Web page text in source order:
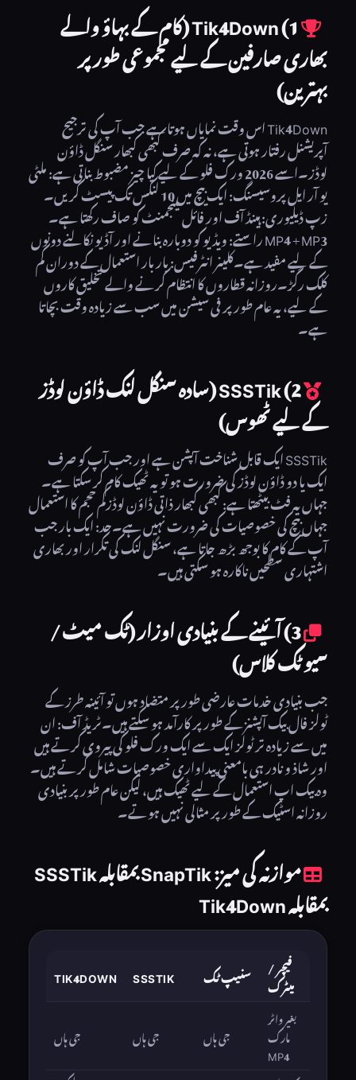
1) Tik4Down (کام کے بہاؤ والے
بھاری صارفین کے لیے مجموعی طور پر
بہترین)
Tik4Down اس وقت نمایاں ہوتا ہے جب آپ کی ترجیح
آپریشنل رفتار ہوتی ہے، نہ کہ صرف کبھی کبھار سنگل ڈاؤن
لوڈز۔اسے 2026 ورک فلو کے لیے کیا چیز مضبوط بناتی ہے: ملٹی
یو آر ایل پروسیسنگ: ایک بیچ میں 10 لنکس تک پیسٹ کریں۔
زپ ڈیلیوری: ہینڈ آف اور فائل مینجمنٹ کو صاف رکھتا ہے۔
MP4 + MP3 راستے: ویڈیو کو دوبارہ بنانے اور آڈیو نکالنے دونوں
کے لیے مفید ہے۔کلینر انٹرفیس: بار بار استعمال کے دوران کم
کلک رگڑ۔روزانہ قطاروں کا انتظام کرنے والے تخلیق کاروں
کے لیے، یہ عام طور پر فی سیشن میں سب سے زیادہ وقت بچاتا
ہے۔
2) SSSTik (سادہ سنگل لنک ڈاؤن لوڈز
کے لیے ٹھوس)
SSSTik ایک قابل شناخت آپشن ہے اور جب آپ کو صرف
ایک یا دو ڈاؤن لوڈز کی ضرورت ہو تو یہ ٹھیک کام کر سکتا ہے۔
جہاں یہ فٹ بیٹھتا ہے: کبھی کبھار ذاتی ڈاؤن لوڈزکم حجم کا استعمال
جہاں بیچ کی خصوصیات کی ضرورت نہیں ہے۔حد: ایک بار جب
آپ کے کام کا بوجھ بڑھ جاتا ہے، سنگل لنک کی تکرار اور بھاری
اشتہاری سطحیں ناکارہ ہو سکتی ہیں۔
3) آئینے کے بنیادی اوزار (ٹک میٹ /
سیو ٹک کلاس)
جب بنیادی خدمات عارضی طور پر متضاد ہوں تو آئینہ طرز کے
ٹولز فال بیک آپشنز کے طور پر کارآمد ہو سکتے ہیں۔ٹریڈ آف: ان
میں سے زیادہ تر ٹولز ایک سے ایک ورک فلو کی پیروی کرتے ہیں
اور شاذ و نادر ہی بامعنی پیداواری خصوصیات شامل کرتے ہیں۔
وہ بیک اپ استعمال کے لیے ٹھیک ہیں، لیکن عام طور پر بنیادی
روزانہ اسٹیک کے طور پر مثالی نہیں ہوتے۔
موازنہ کی میز: SnapTik بمقابلہ SSSTik
بمقابلہ Tik4Down
فیچر /
میٹرک سنیپ ٹک SSSTIK
TIK4DOWN
بغیر واٹر
مارک
MP4
جی ہاں جی ہاں
جی ہاں